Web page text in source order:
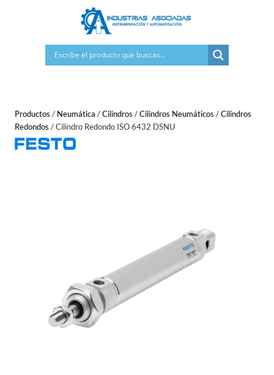
Productos / Neumática /Cilindros /Cilindros Neumáticos /Cilindros
Redondos /Cilindro Redondo ISO 6432 DSNU